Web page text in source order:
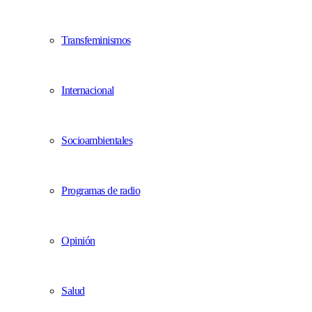
Transfeminismos
Internacional
Socioambientales
Programas de radio
Opinión
Salud